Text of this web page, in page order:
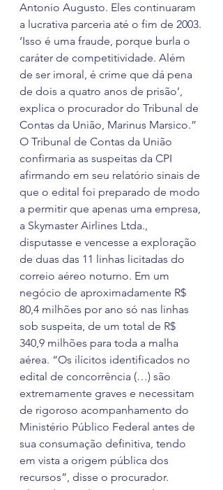
Antonio Augusto. Eles continuaram
a lucrativa parceria até o fim de 2003.
‘Isso é uma fraude, porque burla o
caráter de competitividade. Além
de ser imoral, é crime que dá pena
de dois a quatro anos de prisão’,
explica o procurador do Tribunal de
Contas da União, Marinus Marsico.”
O Tribunal de Contas da União
confirmaria as suspeitas da CPI
afirmando em seu relatório sinais de
que o edital foi preparado de modo
a permitir que apenas uma empresa,
a Skymaster Airlines Ltda.,
disputasse e vencesse a exploração
de duas das 11 linhas licitadas do
correio aéreo noturno. Em um
negócio de aproximadamente R$
80,4 milhões por ano só nas linhas
sob suspeita, de um total de R$
340,9 milhões para toda a malha
aérea. “Os ilícitos identificados no
edital de concorrência (…) são
extremamente graves e necessitam
de rigoroso acompanhamento do
Ministério Público Federal antes de
sua consumação definitiva, tendo
em vista a origem pública dos
recursos”, disse o procurador.